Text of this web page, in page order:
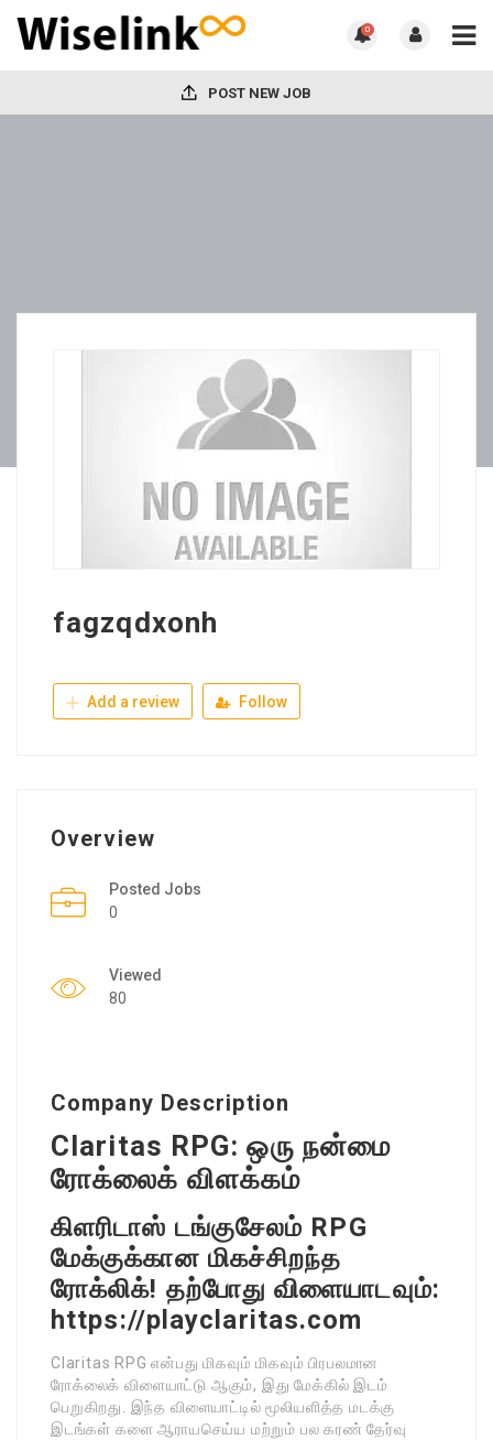
0
POST NEW JOB
fagzqdxonh
Add a review Follow
Overview
Posted Jobs
0
Viewed
80
Company Description
Claritas RPG: ஒரு நன்மை
ரோக்‌லைக் விளக்கம்
கிளரிடாஸ் டங்குசேலம் RPG
மேக்குக்கான மிகச்சிறந்த
ரோக்லிக்! தற்போது விளையாடவும்:
https://playclaritas.com
Claritas RPG என்பது மிகவும் மிகவும் பிரபலமான
ரோக்‌லைக் விளையாட்டு ஆகும், இது மேக்கில் இடம்
பெறுகிறது. இந்த விளையாட்டில் மூலியளித்த மடக்கு
இடங்கள் களை ஆராயசெய்ய மற்றும் பல கரண் தேர்வு